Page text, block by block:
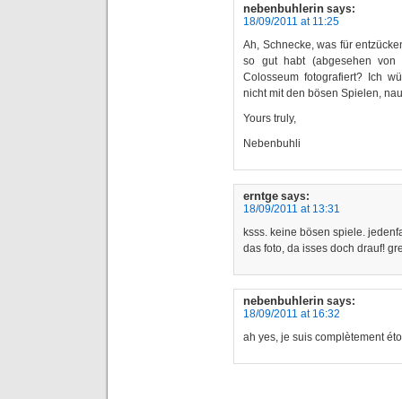
nebenbuhlerin says:
18/09/2011 at 11:25
Ah, Schnecke, was für
so gut habt (abgesehen von
Colosseum fotografiert? Ich
nicht mit den bösen Spielen,
Yours truly,
Nebenbuhli
erntge says:
18/09/2011 at 13:31
ksss. keine bösen spiele.
das foto, da isses doch drauf!
nebenbuhlerin says:
18/09/2011 at 16:32
ah yes, je suis complètement